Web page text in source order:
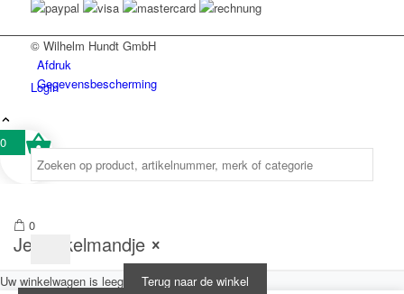
Login
© Wilhelm Hundt GmbH
Afdruk
Gegevensbescherming
0
0
Je winkelmandje
Uw winkelwagen is leeg Terug naar de winkel